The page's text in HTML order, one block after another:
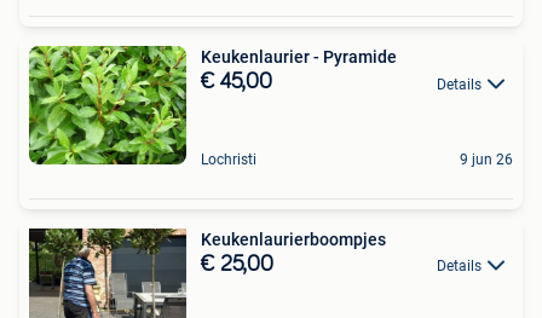
Keukenlaurier - Pyramide
€ 45,00 Details
Lochristi 9 jun 26
Keukenlaurierboompjes
€ 25,00 Details